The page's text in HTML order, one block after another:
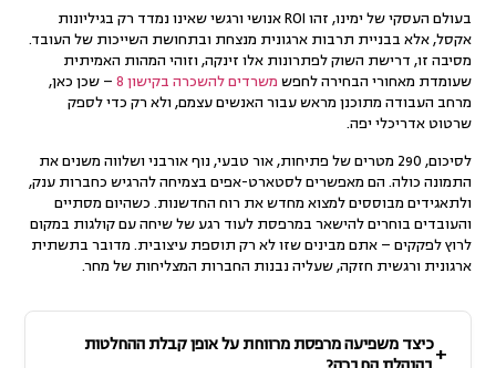
בעולם העסקי של ימינו, זהו ROI אנושי ורגשי שאינו נמדד רק בגיליונות
אקסל, אלא בבניית תרבות ארגונית מנצחת ובתחושת השייכות של העובד.
מסיבה זו, דרישת השוק לפתרונות אלו זינקה, וזוהי המהות האמיתית
שעומדת מאחורי הבחירה לחפש משרדים להשכרה בקישון 8
– שכן כאן,
מרחב העבודה מתוכנן מראש עבור האנשיםעצמם, ולא רק כדי לספק
שרטוט אדריכלי יפה.
לסיכום, 290 מטרים של פתיחות, אור טבעי, נוף אורבני ושלווה משנים את
התמונה כולה. הם מאפשרים לסטארט-אפים בצמיחה להרגיש כחברות ענק,
ולתאגידים מבוססים למצוא מחדש את רוח החדשנות. כשהיום מסתיים
והעובדים בוחרים להישאר במרפסת לעוד רגע של שיחה עם קולגות במקום
לרוץ לפקקים – אתם מבינים שזו לא רק תוספת עיצובית. מדובר בתשתית
ארגונית ורגשית חזקה, שעליה נבנות החברות המצליחות של מחר.
כיצד משפיעה מרפסת מרווחת על אופן קבלת ההחלטות